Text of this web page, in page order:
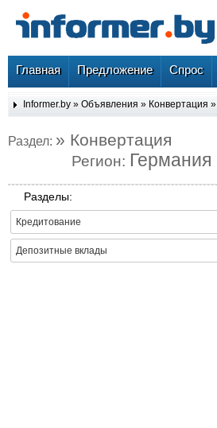
Главная Предложение Спрос
Informer.by » Объявления » Конвертация »
Раздел: » Конвертация
Регион: Германия
Разделы:
Кредитование
Депозитные вклады